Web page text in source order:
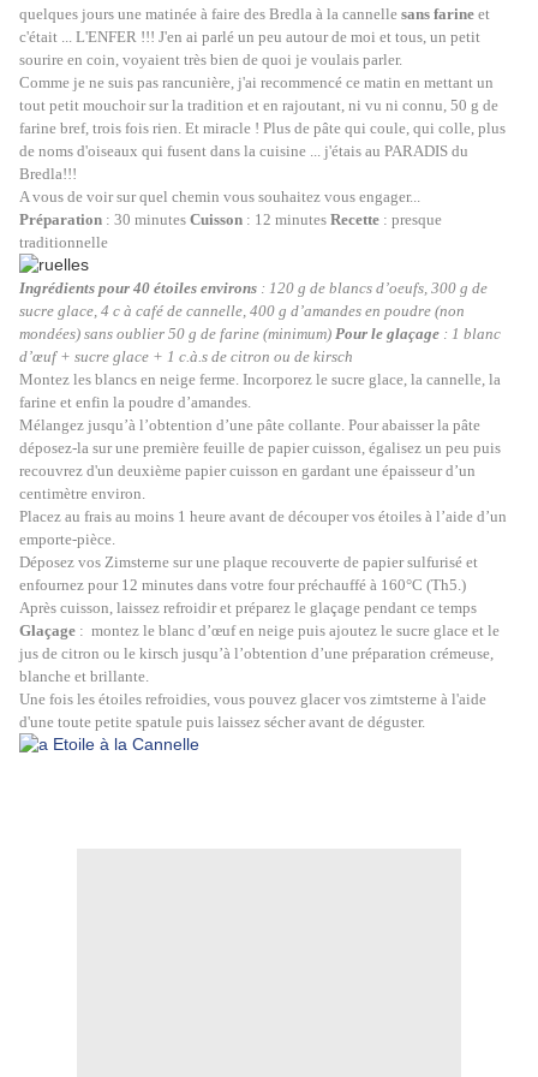
quelques jours une matinée à faire des Bredla à la cannelle sans farine et
c'était ... L'ENFER !!! J'en ai parlé un peu autour de moi et tous, un petit
sourire en coin, voyaient très bien de quoi je voulais parler.
Comme je ne suis pas rancunière, j'ai recommencé ce matin en mettant un
tout petit mouchoir sur la tradition et en rajoutant, ni vu ni connu, 50 g de
farine bref, trois fois rien. Et miracle ! Plus de pâte qui coule, qui colle, plus
de noms d'oiseaux qui fusent dans la cuisine ... j'étais au PARADIS du
Bredla!!!
A vous de voir sur quel chemin vous souhaitez vous engager...
Préparation : 30 minutes Cuisson : 12 minutes Recette : presque
traditionnelle
Ingrédients pour 40 étoiles environs : 120 g de blancs d’oeufs, 300 g de
sucre glace, 4 c à café de cannelle, 400 g d’amandes en poudre (non
mondées) sans oublier 50 g de farine (minimum) Pour le glaçage : 1 blanc
d’œuf + sucre glace + 1 c.à.s de citron ou de kirsch
Montez les blancs en neige ferme. Incorporez le sucre glace, la cannelle, la
farine et enfin la poudre d’amandes.
Mélangez jusqu’à l’obtention d’une pâte collante. Pour abaisser la pâte
déposez-la sur une première feuille de papier cuisson, égalisez un peu puis
recouvrez d'un deuxième papier cuisson en gardant une épaisseur d’un
centimètre environ.
Placez au frais au moins 1 heure avant de découper vos étoiles à l’aide d’un
emporte-pièce.
Déposez vos Zimsterne sur une plaque recouverte de papier sulfurisé et
enfournez pour 12 minutes dans votre four préchauffé à 160°C (Th5.)
Après cuisson, laissez refroidir et préparez le glaçage pendant ce temps
Glaçage : montez le blanc d’œuf en neige puis ajoutez le sucre glace et le
jus de citron ou le kirsch jusqu’à l’obtention d’une préparation crémeuse,
blanche et brillante.
Une fois les étoiles refroidies, vous pouvez glacer vos zimtsterne à l'aide
d'une toute petite spatule puis laissez sécher avant de déguster.